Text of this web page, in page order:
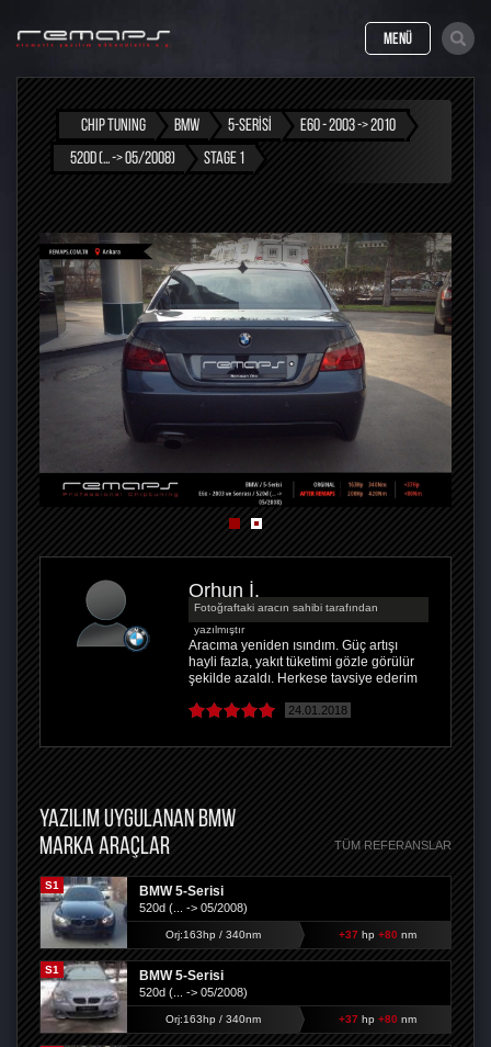
MENÜ
CHIP TUNING BMW 5-SERISI
E60 - 2003 -> 2010
520D (... -> 05/2008)
STAGE 1
Orhun İ.
Fotoğraftaki aracın sahibi tarafından
yazılmıştır
Aracıma yeniden ısındım. Güç artışı
hayli fazla, yakıt tüketimi gözle görülür
şekilde azaldı. Herkese tavsiye ederim
24.01.2018
YAZILIM UYGULANAN BMW
MARKA ARAÇLAR
TÜM REFERANSLAR
S1 BMW 5-Serisi
520d (... -> 05/2008)
Orj:163hp / 340nm +37 hp +80 nm
S1 BMW 5-Serisi
520d (... -> 05/2008)
Orj:163hp / 340nm +37 hp +80 nm